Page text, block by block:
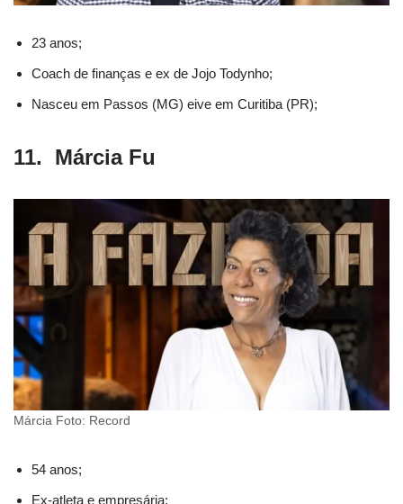
23 anos;
Coach de finanças e ex de Jojo Todynho;
Nasceu em Passos (MG) eive em Curitiba (PR);
11. Márcia Fu
Márcia Foto: Record
54 anos;
Ex-atleta e empresária;